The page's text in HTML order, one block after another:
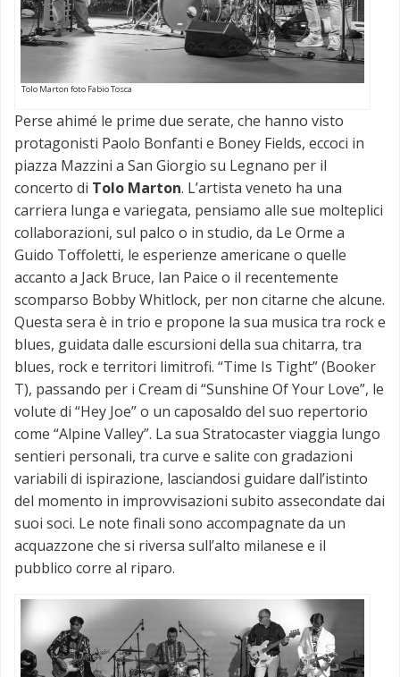
Tolo Marton foto Fabio Tosca
Perse ahimé le prime due serate, che hanno visto
protagonisti Paolo Bonfanti e Boney Fields, eccoci in
piazza Mazzini a San Giorgio su Legnano per il
concerto di Tolo Marton. L’artista veneto ha una
carriera lunga e variegata, pensiamo alle sue molteplici
collaborazioni, sul palco o in studio, da Le Orme a
Guido Toffoletti, le esperienze americane o quelle
accanto a Jack Bruce, Ian Paice o il recentemente
scomparso Bobby Whitlock, per non citarne che alcune.
Questa sera è in trio e propone la sua musica tra rock e
blues, guidata dalle escursioni della sua chitarra, tra
blues, rock e territori limitrofi. “Time Is Tight” (Booker
T), passando per i Cream di “Sunshine Of Your Love”, le
volute di “Hey Joe” o un caposaldo del suo repertorio
come “Alpine Valley”. La sua Stratocaster viaggia lungo
sentieri personali, tra curve e salite con gradazioni
variabili di ispirazione, lasciandosi guidare dall’istinto
del momento in improvvisazioni subito assecondate dai
suoi soci. Le note finali sono accompagnate da un
acquazzone che si riversa sull’alto milanese e il
pubblico corre al riparo.